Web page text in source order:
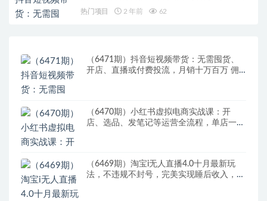
热门项目 2 年前 62
（6471期）抖音短视频带货：无需囤货、
开店、直播或付费投流，月销十万百万 佣
（6470期）小红书虚拟电商实战课：开
店、选品、发笔记等运营全流程，单店一天
（6469期）淘宝i无人直播4.0十月最新玩
法，不违规不封号，完美实现睡后收入，日